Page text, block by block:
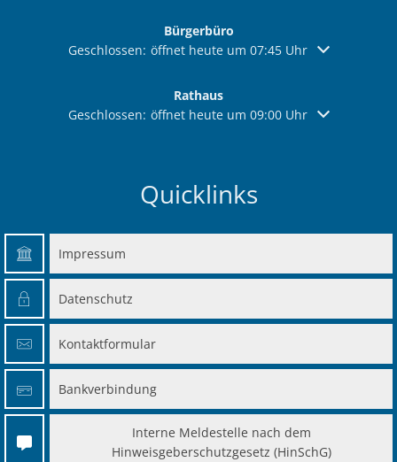
Bürgerbüro
Klicken, um weitere Öffnungs- oder Schließzeiten
Geschlossen: öffnet heute um 07:45 Uhr
Rathaus
Klicken, um weitere Öffnungs- oder Schließzeiten
Geschlossen: öffnet heute um 09:00 Uhr
Quicklinks
Impressum
Datenschutz
Kontaktformular
Bankverbindung
Interne Meldestelle nach dem
Hinweisgeberschutzgesetz (HinSchG)